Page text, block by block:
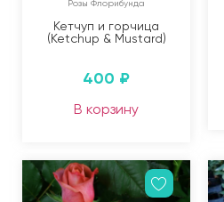
Розы Флорибунда
Кетчуп и горчица
(Ketchup & Mustard)
400 ₽
В корзину